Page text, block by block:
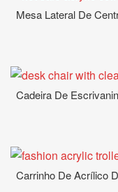
Mesa Lateral De
Carrinho De Acrílico